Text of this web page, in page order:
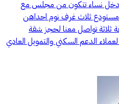
نساء تتكون من مجلس مع
ثلاث غرف نوم احداهن
ثلاثة تواصل معنا لحجز شقة
الدعم السكني والتمويل العادي